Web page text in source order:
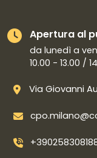
Apertura al
da lunedì a
10.00 - 13.00 /
Via Giovanni